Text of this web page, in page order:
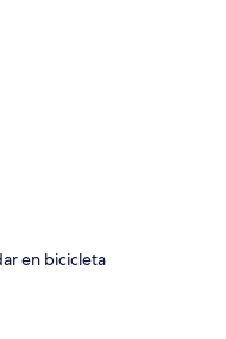
en bicicleta